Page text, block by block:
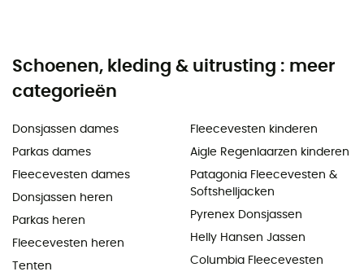
Schoenen, kleding & uitrusting : meer
categorieën
Donsjassen dames
Parkas dames
Fleecevesten dames
Donsjassen heren
Parkas heren
Fleecevesten heren
Tenten
Fleecevesten kinderen
Aigle Regenlaarzen kinderen
Patagonia Fleecevesten &
Softshelljacken
Pyrenex Donsjassen
Helly Hansen Jassen
Columbia Fleecevesten